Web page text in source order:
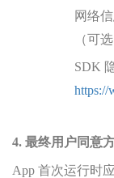
网络
（可
SDK
https://
4. 最终用户同意
App 首次运行时